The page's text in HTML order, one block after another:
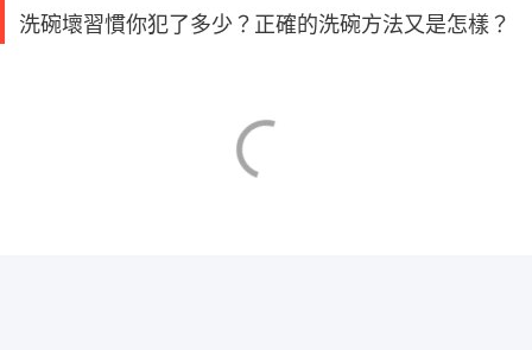
洗碗壞習慣你犯了多少？正確的洗碗方法又是怎樣？